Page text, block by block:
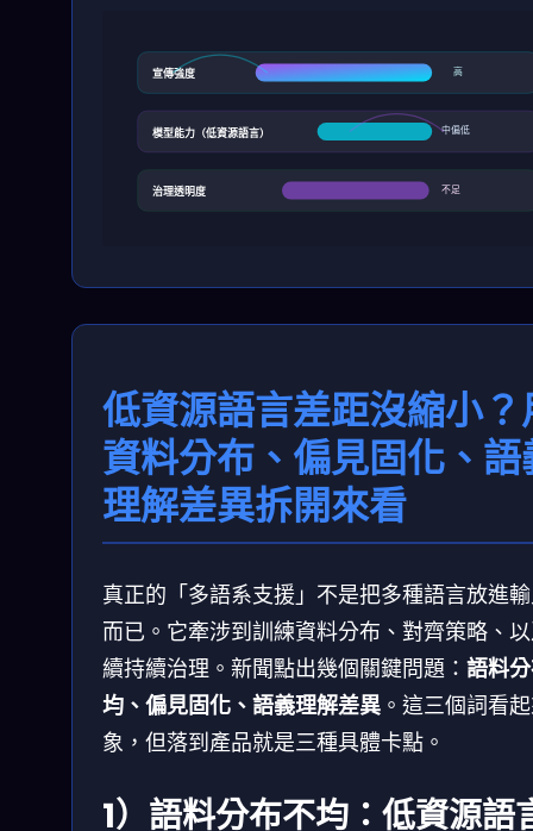
宣傳強度 高
模型能力（低資源語言） 中偏低
治理透明度 不足
低資源語言差距沒縮小？
資料分布、偏見固化、語
理解差異拆開來看
真正的「多語系支援」不是把多種語言放進
而已。它牽涉到訓練資料分布、對齊策略、
續持續治理。新聞點出幾個關鍵問題： 語料
均、偏見固化、語義理解差異 。這三個詞看
象，但落到產品就是三種具體卡點。
1）語料分布不均：低資源語